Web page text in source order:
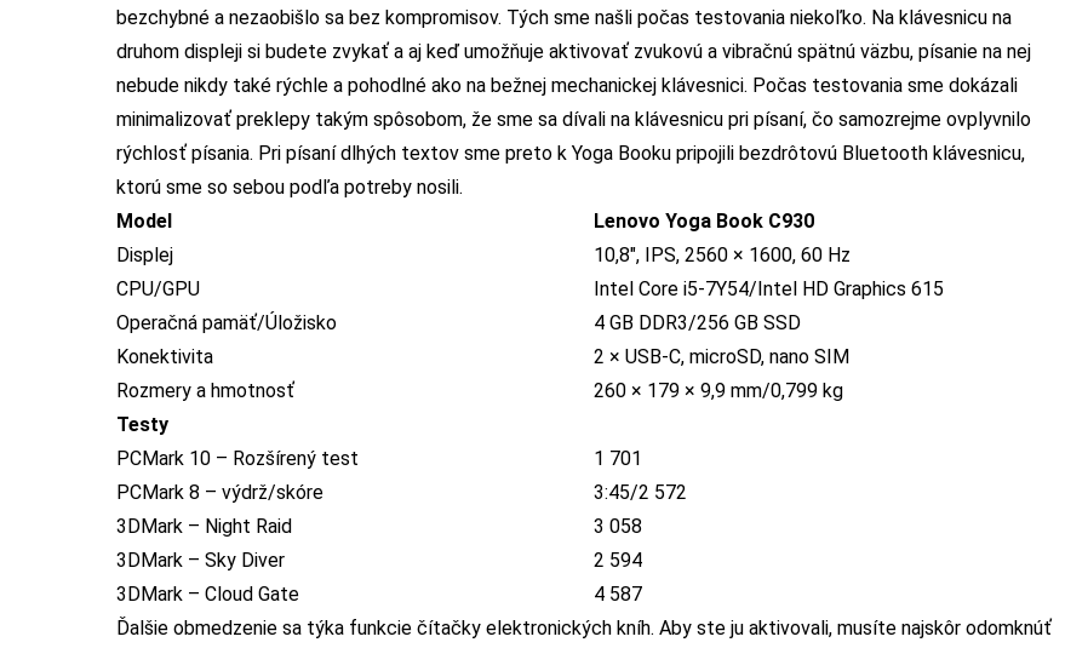
bezchybné a nezaobišlo sa bez kompromisov. Tých sme našli počas testovania niekoľko. Na klávesnicu na
druhom displeji si budete zvykať a aj keď umožňuje aktivovať zvukovú a vibračnú spätnú väzbu, písanie na nej
nebude nikdy také rýchle a pohodlné ako na bežnej mechanickej klávesnici. Počas testovania sme dokázali
minimalizovať preklepy takým spôsobom, že sme sa dívali na klávesnicu pri písaní, čo samozrejme ovplyvnilo
rýchlosť písania. Pri písaní dlhých textov sme preto k Yoga Booku pripojili bezdrôtovú Bluetooth klávesnicu,
ktorú sme so sebou podľa potreby nosili.
Model
Lenovo Yoga Book C930
Displej
10,8″, IPS, 2560 × 1600, 60 Hz
CPU/GPU
Intel Core i5-7Y54/Intel HD Graphics 615
Operačná pamäť/Úložisko
4 GB DDR3/256 GB SSD
Konektivita
2 × USB-C, microSD, nano SIM
Rozmery a hmotnosť
260 × 179 × 9,9 mm/0,799 kg
Testy
PCMark 10 – Rozšírený test
1 701
PCMark 8 – výdrž/skóre
3:45/2 572
3DMark – Night Raid
3 058
3DMark – Sky Diver
2 594
3DMark – Cloud Gate
4 587
Ďalšie obmedzenie sa týka funkcie čítačky elektronických kníh. Aby ste ju aktivovali, musíte najskôr odomknúť